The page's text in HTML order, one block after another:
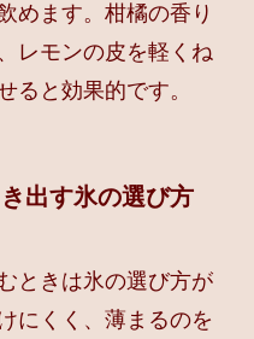
めます。柑橘の香り
レモンの皮を軽くね
ると効果的です。
出す氷の選び方
ときは氷の選び方が
にくく、薄まるのを